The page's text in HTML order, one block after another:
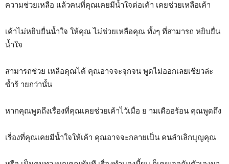
ความช่วยเหลือ แล้วคนที่คุณเคยมีน้ำใจต่อเค้า เคยช่วยเหลือเค้า
เค้าไม่หยิบยื่นน้ำใจ ให้คุณ ไม่ช่วยเหลือคุณ ทั้งๆ ที่สามารถ หยิบยื่น
น้ำใจ
สามารถช่วย เหลือคุณได้ คุณอาจจะจุกจน พูดไม่ออกเลยเชียวล่ะ
ซ้ำร้ ายกว่านั้น
หากคุณพูดถึงเรื่องที่คุณเคยช่วยเค้าไว้เมื่อ ย ามเดืออร้อน คุณพูดถึง
เรื่องที่คุณเคยมีน้ำใจให้เค้า คุณอาจจะกลายเป็น คนลำเลิกบุญคุณ